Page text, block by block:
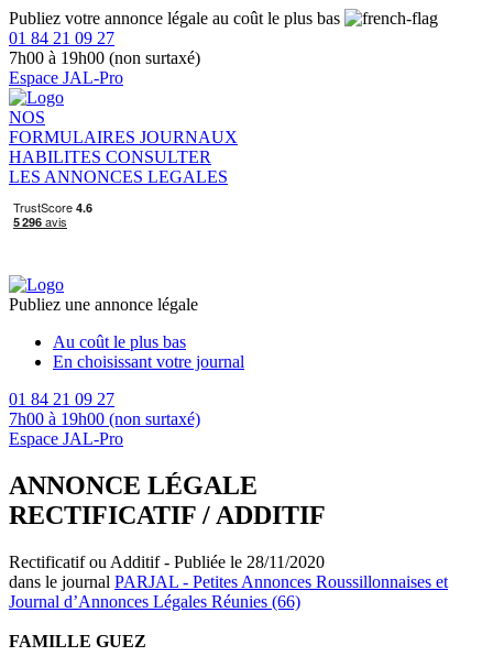
Publiez votre annonce légale au coût le plus bas
01 84 21 09 27
7h00 à 19h00 (non surtaxé)
Espace JAL-Pro
NOS
FORMULAIRES JOURNAUX
HABILITES CONSULTER
LES ANNONCES LEGALES
Publiez une annonce légale
Au coût le plus bas
En choisissant votre journal
01 84 21 09 27
7h00 à 19h00 (non surtaxé)
Espace JAL-Pro
ANNONCE LÉGALE
RECTIFICATIF / ADDITIF
Rectificatif ou Additif - Publiée le 28/11/2020
dans le journal PARJAL - Petites Annonces Roussillonnaises et
Journal d’Annonces Légales Réunies (66)
FAMILLE GUEZ